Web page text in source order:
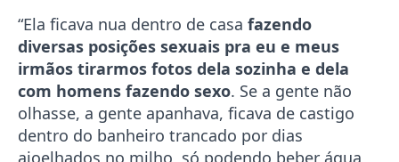
“Ela ficava nua dentro de casa fazendo
diversas posições sexuais pra eu e meus
irmãos tirarmos fotos dela sozinha e dela
com homens fazendo sexo. Se a gente não
olhasse, a gente apanhava, ficava de castigo
dentro do banheiro trancado por dias
ajoelhados no milho, só podendo beber água